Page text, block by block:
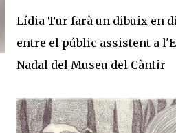
Lídia Tur farà un dibuix en
entre el públic assistent a
Nadal del Museu del Càntir